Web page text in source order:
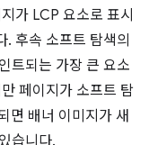
가 LCP 요소로 표시
후속 소프트 탐색의
트되는 가장 큰 요소
페이지가 소프트 탐
면 배너 이미지가 새
습니다.